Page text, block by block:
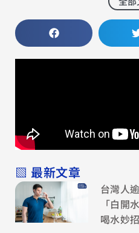
▧ 最新文章
台灣人
「白開
喝水妙招